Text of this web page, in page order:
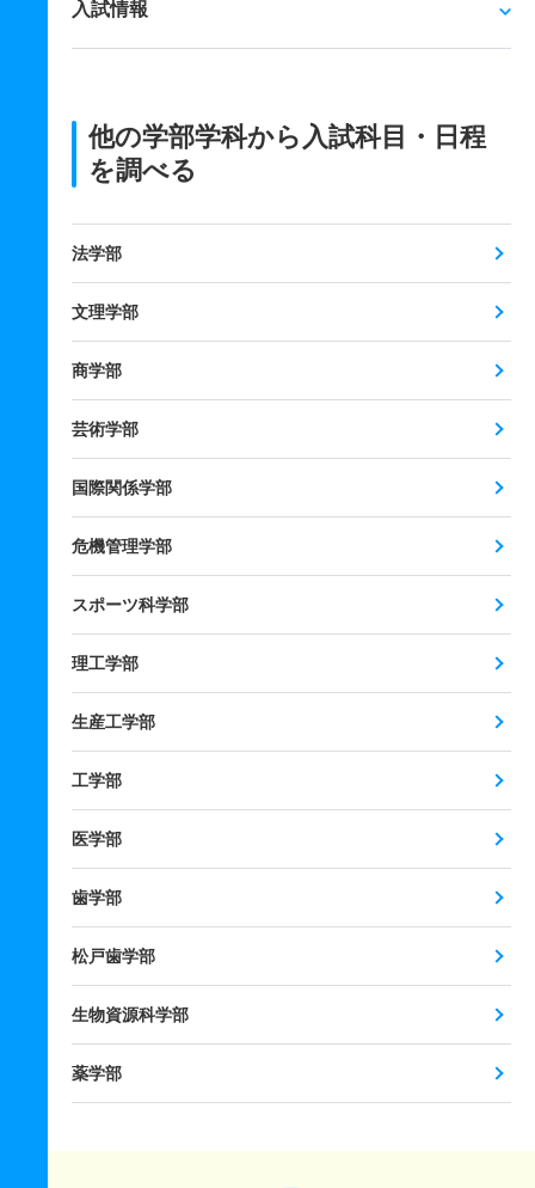
入試情報
他の学部学科から入試科目・日程
を調べる
法学部
文理学部
商学部
芸術学部
国際関係学部
危機管理学部
スポーツ科学部
理工学部
生産工学部
工学部
医学部
歯学部
松戸歯学部
生物資源科学部
薬学部